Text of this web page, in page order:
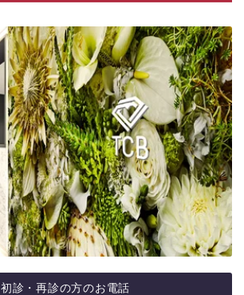
初診・再診の方のお電話